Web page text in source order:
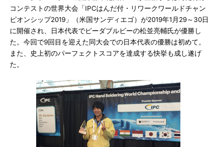
コンテストの世界大会「IPCはんだ付・リワークワールドチャン
ピオンシップ2019」（米国サンディエゴ）が2019年1月29～30日
に開催され、日本代表でピーダブルビーの松並亮輔氏が優勝し
た。今回で9回目を迎えた同大会での日本代表の優勝は初めて。
また、史上初のパーフェクトスコアを達成する快挙も成し遂げ
た。